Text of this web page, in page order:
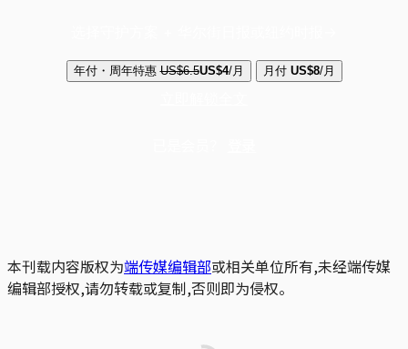
年付・周年特惠 US$6.5US$4/月 月付 US$8/月
本刊载内容版权为端传媒编辑部或相关单位所有,未经端传媒
编辑部授权,请勿转载或复制,否则即为侵权。